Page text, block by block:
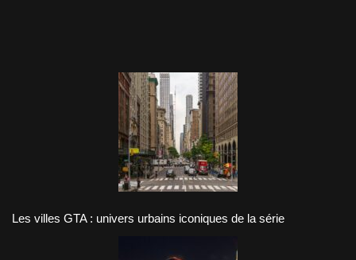
Les villes GTA : univers urbains iconiques de la série